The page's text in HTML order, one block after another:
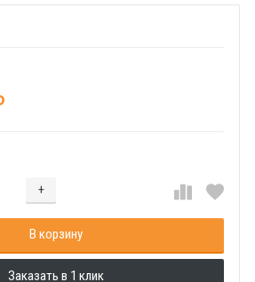
+
Добавляется...
В корзину
Добавлен
Заказать в 1 клик